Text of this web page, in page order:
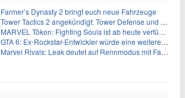
Farmer’s Dynasty 2 bringt euch neue Fahrzeuge
Tower Tactics 2 angekündigt: Tower Defense und Deckbuilding Kombo kehrt zurück
MARVEL Tōkon: Fighting Souls ist ab heute verfügbar
GTA 6: Ex-Rockstar-Entwickler würde eine weitere Verschiebung nicht überraschen
Marvel Rivals: Leak deutet auf Rennmodus mit Fahrzeugen hin